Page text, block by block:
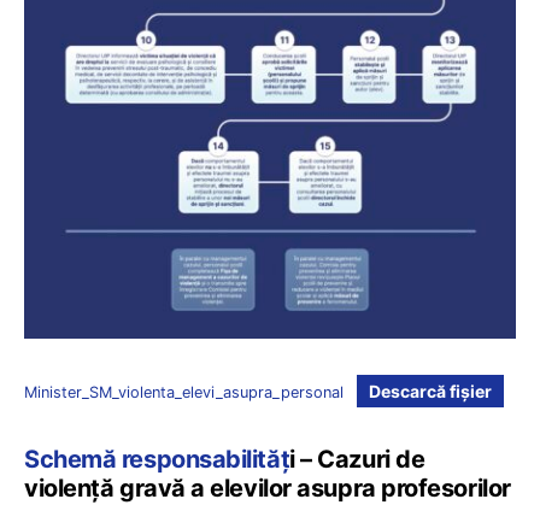
Minister_SM_violenta_elevi_asupra_personal Descarcă fișier
Schemă responsabilități – Cazuri de
violență gravă a elevilor asupra profesorilor